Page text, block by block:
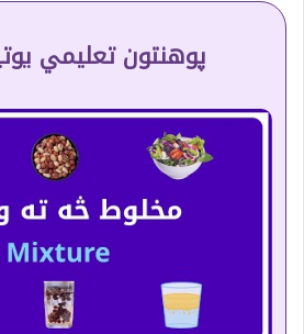
پوهنتون تعلیمي